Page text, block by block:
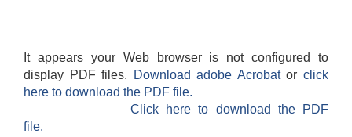
It appears your Web browser is not configured to
display PDF files.
Download adobe Acrobatorclick
here to download the PDF file.
Click here to download the PDF
file.